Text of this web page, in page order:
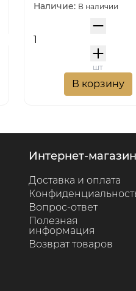
Наличие: В наличии
шт
В корзину
интернет-магазин
Доставка и оплата
Вопрос-ответ
Полезная
информация
Возврат товаров